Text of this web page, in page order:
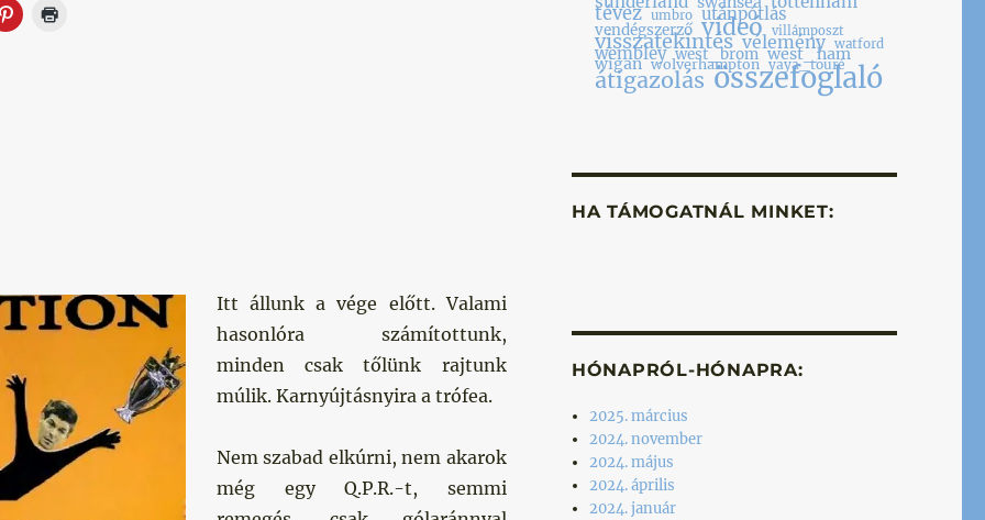
Itt állunk a vége előtt. Valami
hasonlóra számítottunk,
minden csak tőlünk rajtunk
múlik. Karnyújtásnyira a trófea.
Nem szabad elkúrni, nem akarok
még egy Q.P.R.-t, semmi
tévez umbro utánpótlás
vendégszerző videó villámposzt
visszatekintés vélemény watford
wembley west_brom west_ham
wigan wolverhampton yaya_touré
átigazolás összefoglaló
HA TÁMOGATNÁL MINKET:
HÓNAPRÓL-HÓNAPRA:
2025. március
2024. november
2024. május
2024. április
2024. január